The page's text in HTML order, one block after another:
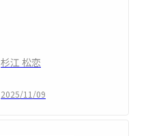
杉江 松恋
2025/11/09